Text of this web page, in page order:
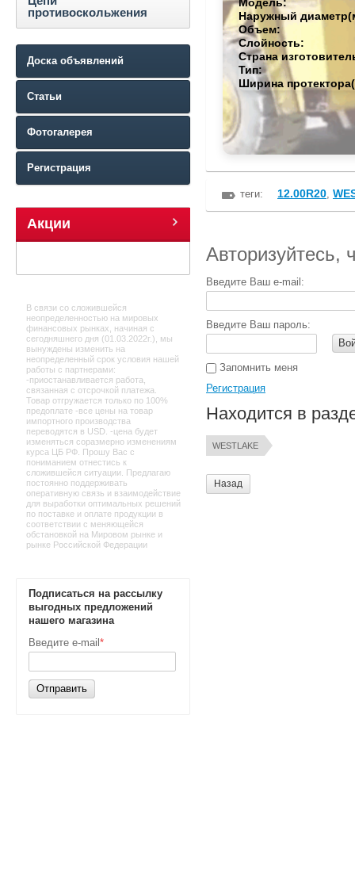
противоскольжения
Доска объявлений
Статьи
Фотогалерея
Регистрация
Акции
В связи со сложившейся
неопределенностью на мировых
финансовых рынках, начиная с
сегодняшнего дня (01.03.2022г.), мы
вынуждены изменить на
неопределенный срок условия нашей
работы с партнерами:
-приостанавливается работа,
связанная с отсрочкой платежа.
Товар отгружается только по 100%
предоплате -все цены на товар
импортного производства
переводятся в USD. -цена будет
изменяться соразмерно изменениям
курса ЦБ РФ. Прошу Вас с
пониманием отнестись к
сложившейся ситуации. Предлагаю
постоянно поддерживать
оперативную связь и взаимодействие
для выработки оптимальных решений
по поставке и оплате продукции в
соответствии с меняющейся
обстановкой на Мировом рынке и
рынке Российской Федерации
Подписаться на рассылку
выгодных предложений
нашего магазина
Введите e-mail *
Отправить
Наружный
Объем:
Слойность:
Страна
Тип:
Ширина
теги: 12.00R20
Авторизуйтесь,
Введите Ваш e-mail:
Введите Ваш пароль:
Запомнить меня
Регистрация
Находится в
WESTLAKE
Назад